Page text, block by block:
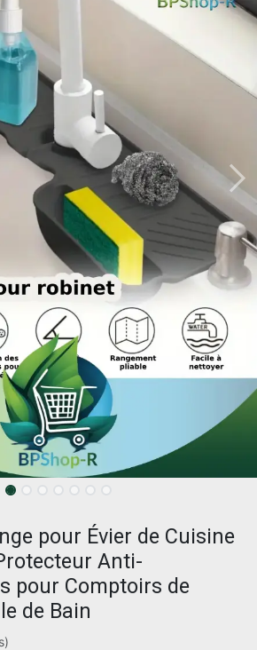
pour Évier de Cuisine
Anti-
pour Comptoirs de
de Bain